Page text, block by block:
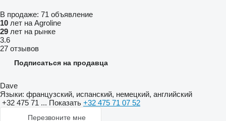
В продаже: 71 объявление
10 лет на Agroline
29 лет на рынке
3.6
27 отзывов
Подписаться на продавца
Dave
Языки: французский, испанский, немецкий, английский
+32 475 71 ... Показать +32 475 71 07 52
Перезвоните мне